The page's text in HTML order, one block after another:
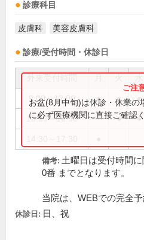
診療科目
皮膚科 美容皮膚科
診療/受付時間・休診日
9:00～12:00 ● ● ●
13:30～16:00 ● ●
お盆(8月中旬)は休診・休業の
に必ず医療機関に直接ご確認
備考: 土曜日は受付時間
0番 までとなります。
当院は、WEBでの完全
休診日: 日、祝